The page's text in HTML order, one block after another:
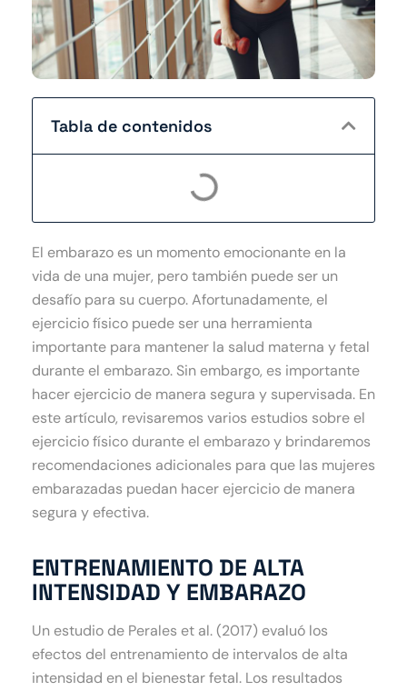
Tabla de contenidos
El embarazo es un momento emocionante en la
vida de una mujer, pero también puede ser un
desafío para su cuerpo. Afortunadamente, el
ejercicio físico puede ser una herramienta
importante para mantener la salud materna y fetal
durante el embarazo. Sin embargo, es importante
hacer ejercicio de manera segura y supervisada. En
este artículo, revisaremos varios estudios sobre el
ejercicio físico durante el embarazo y brindaremos
recomendaciones adicionales para que las mujeres
embarazadas puedan hacer ejercicio de manera
segura y efectiva.
ENTRENAMIENTO DE ALTA
INTENSIDAD Y EMBARAZO
Un estudio de Perales et al. (2017) evaluó los
efectos del entrenamiento de intervalos de alta
intensidad en el bienestar fetal. Los resultados